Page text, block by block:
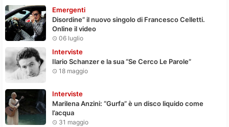
Emergenti
Disordine” il nuovo singolo di Francesco Celletti.
Online il video
06 luglio
Interviste
Ilario Schanzer e la sua “Se Cerco Le Parole”
18 maggio
Interviste
Marilena Anzini: “Gurfa” è un disco liquido come
l’acqua
31 maggio